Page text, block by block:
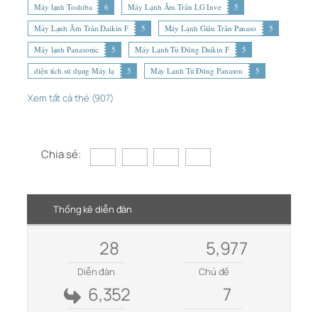
Máy lạnh Toshiba
6 Máy Lạnh Âm Trần LG Inve
5
Máy Lạnh Âm Trần Daikin F
5 Máy Lạnh Giấu Trần Panaso
5
Máy lạnh Panasonic
5 Máy Lạnh Tủ Đứng Daikin F
5
diện tích sử dụng Máy lạ
5 Máy Lạnh Tủ Đứng Panason 5
Xem tất cả thẻ (907)
Chia sẻ:
Thống kê diễn đàn
28
Diễn đàn
5,977
Chủ đề
6,352 7